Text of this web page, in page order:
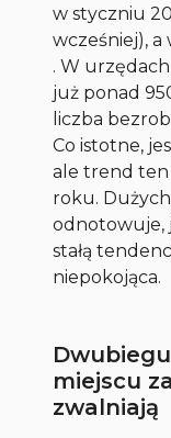
w styczniu
wcześniej), a
. W
już ponad
liczba
Co istotne,
ale trend ten
roku.
odnotowuje,
stałą
niepokojąca.
miejscu
zwalniają